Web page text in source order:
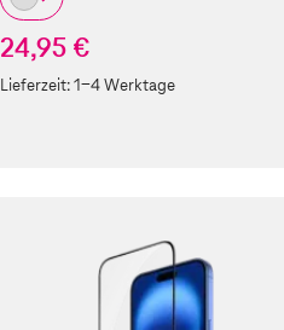
24,95 €
Lieferzeit:1-4 Werktage